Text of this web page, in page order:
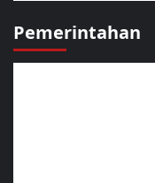
Pemerintahan